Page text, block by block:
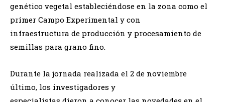
genético vegetal estableciéndose en la zona como el
primer Campo Experimental y con
infraestructura de producción y procesamiento de
semillas para grano fino.
Durante la jornada realizada el 2 de noviembre
último, los investigadores y